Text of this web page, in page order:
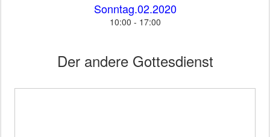
Sonntag.02.2020
10:00 - 17:00
Der andere Gottesdienst